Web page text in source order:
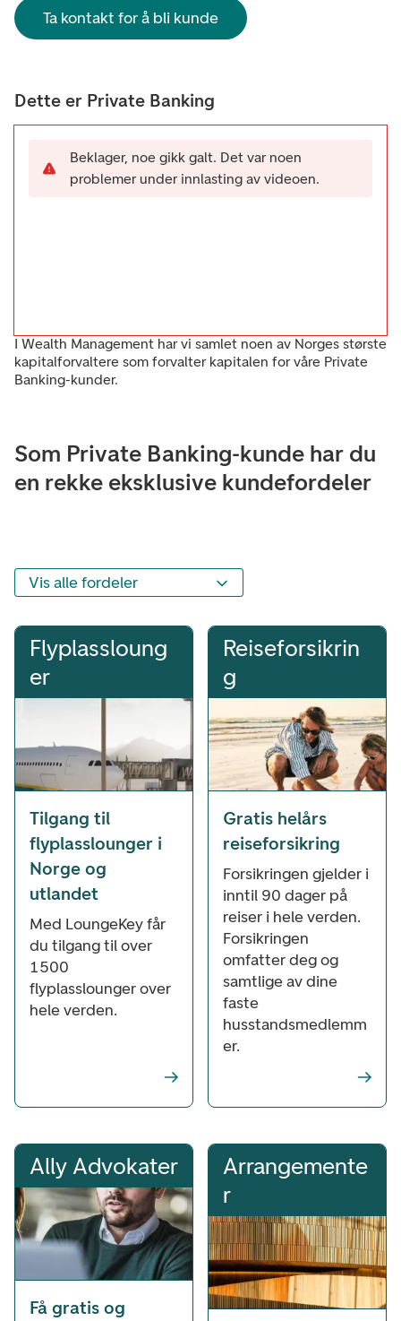
Ta kontakt for å bli kunde
Dette er Private Banking
Beklager, noe gikk galt. Det var noen
problemer under innlasting av videoen.
I Wealth Management har vi samlet noen av Norges største
kapitalforvaltere som forvalter kapitalen for våre Private
Banking-kunder.
Som Private Banking-kunde har du
en rekke eksklusive kundefordeler
Vis alle fordeler
Flyplassloung
er
Tilgang til
flyplasslounger i
Norge og
utlandet
Med LoungeKey får
du tilgang til over
1500
flyplasslounger over
hele verden.
Reiseforsikrin
g
Gratis helårs
reiseforsikring
Forsikringen gjelder i
inntil 90 dager på
reiser i hele verden.
Forsikringen
omfatter deg og
samtlige av dine
faste
husstandsmedlemm
er.
Ally Advokater
Få gratis og
Arrangemente
r